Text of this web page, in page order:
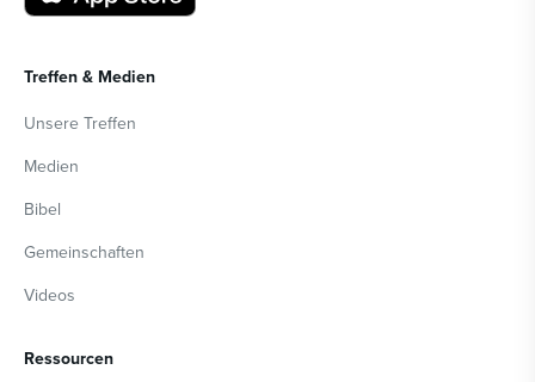
Treffen & Medien
Unsere Treffen
Medien
Bibel
Gemeinschaften
Videos
Ressourcen